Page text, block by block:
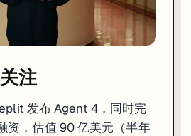
写前端代码
写后端 API
——一个无限画布，你可以在上面画草图
注
发布 Agent 4，同时完
资，估值 90 亿美元（半年